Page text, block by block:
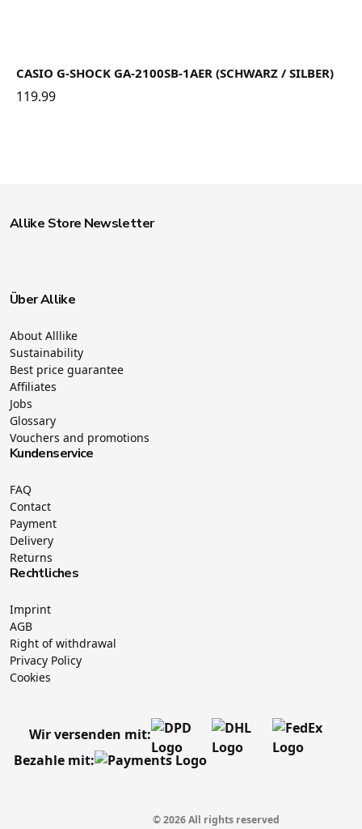
CASIO G-SHOCK GA-2100SB-1AER (SCHWARZ / SILBER)
119.99
Allike Store Newsletter
Über Allike
About Alllike
Sustainability
Best price guarantee
Affiliates
Jobs
Glossary
Vouchers and promotions
Kundenservice
FAQ
Contact
Payment
Delivery
Returns
Rechtliches
Imprint
AGB
Right of withdrawal
Privacy Policy
Cookies
Wir versenden mit:
Bezahle mit:
© 2026 All rights reserved